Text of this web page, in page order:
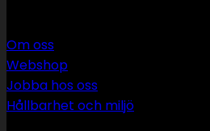
Om oss
Webshop
Jobba hos oss
Hållbarhet och miljö